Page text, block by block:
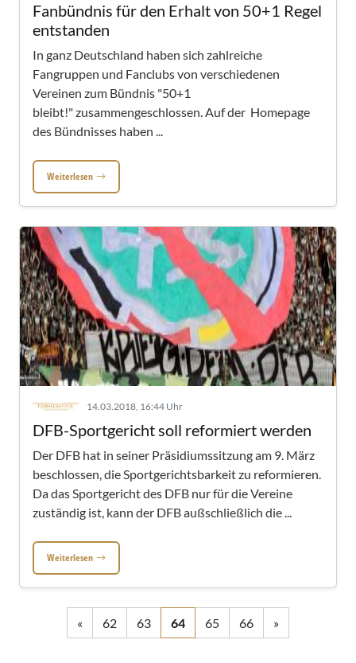
Fanbündnis für den Erhalt von 50+1 Regel
entstanden
In ganz Deutschland haben sich zahlreiche
Fangruppen und Fanclubs von verschiedenen
Vereinen zum Bündnis "50+1
bleibt!" zusammengeschlossen. Auf der Homepage
des Bündnisses haben ...
Weiterlesen
14.03.2018, 16:44 Uhr
DFB-Sportgericht soll reformiert werden
Der DFB hat in seiner Präsidiumssitzung am 9. März
beschlossen, die Sportgerichtsbarkeit zu reformieren.
Da das Sportgericht des DFB nur für die Vereine
zuständig ist, kann der DFB außschließlich die ...
Weiterlesen
« 62 63 64 65 66 »